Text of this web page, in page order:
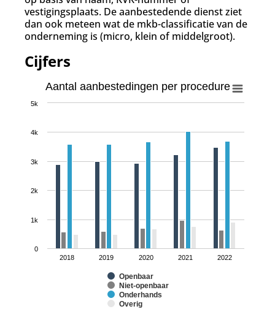
vestigingsplaats. De aanbestedende dienst ziet
dan ook meteen wat de mkb-classificatie van de
onderneming is (micro, klein of middelgroot).
Cijfers
Aantal aanbestedingen per procedure
Openbaar
Niet-openbaar
Onderhands
Overig
2018 2019 2020 2021 2022
0
1k
2k
3k
4k
5k